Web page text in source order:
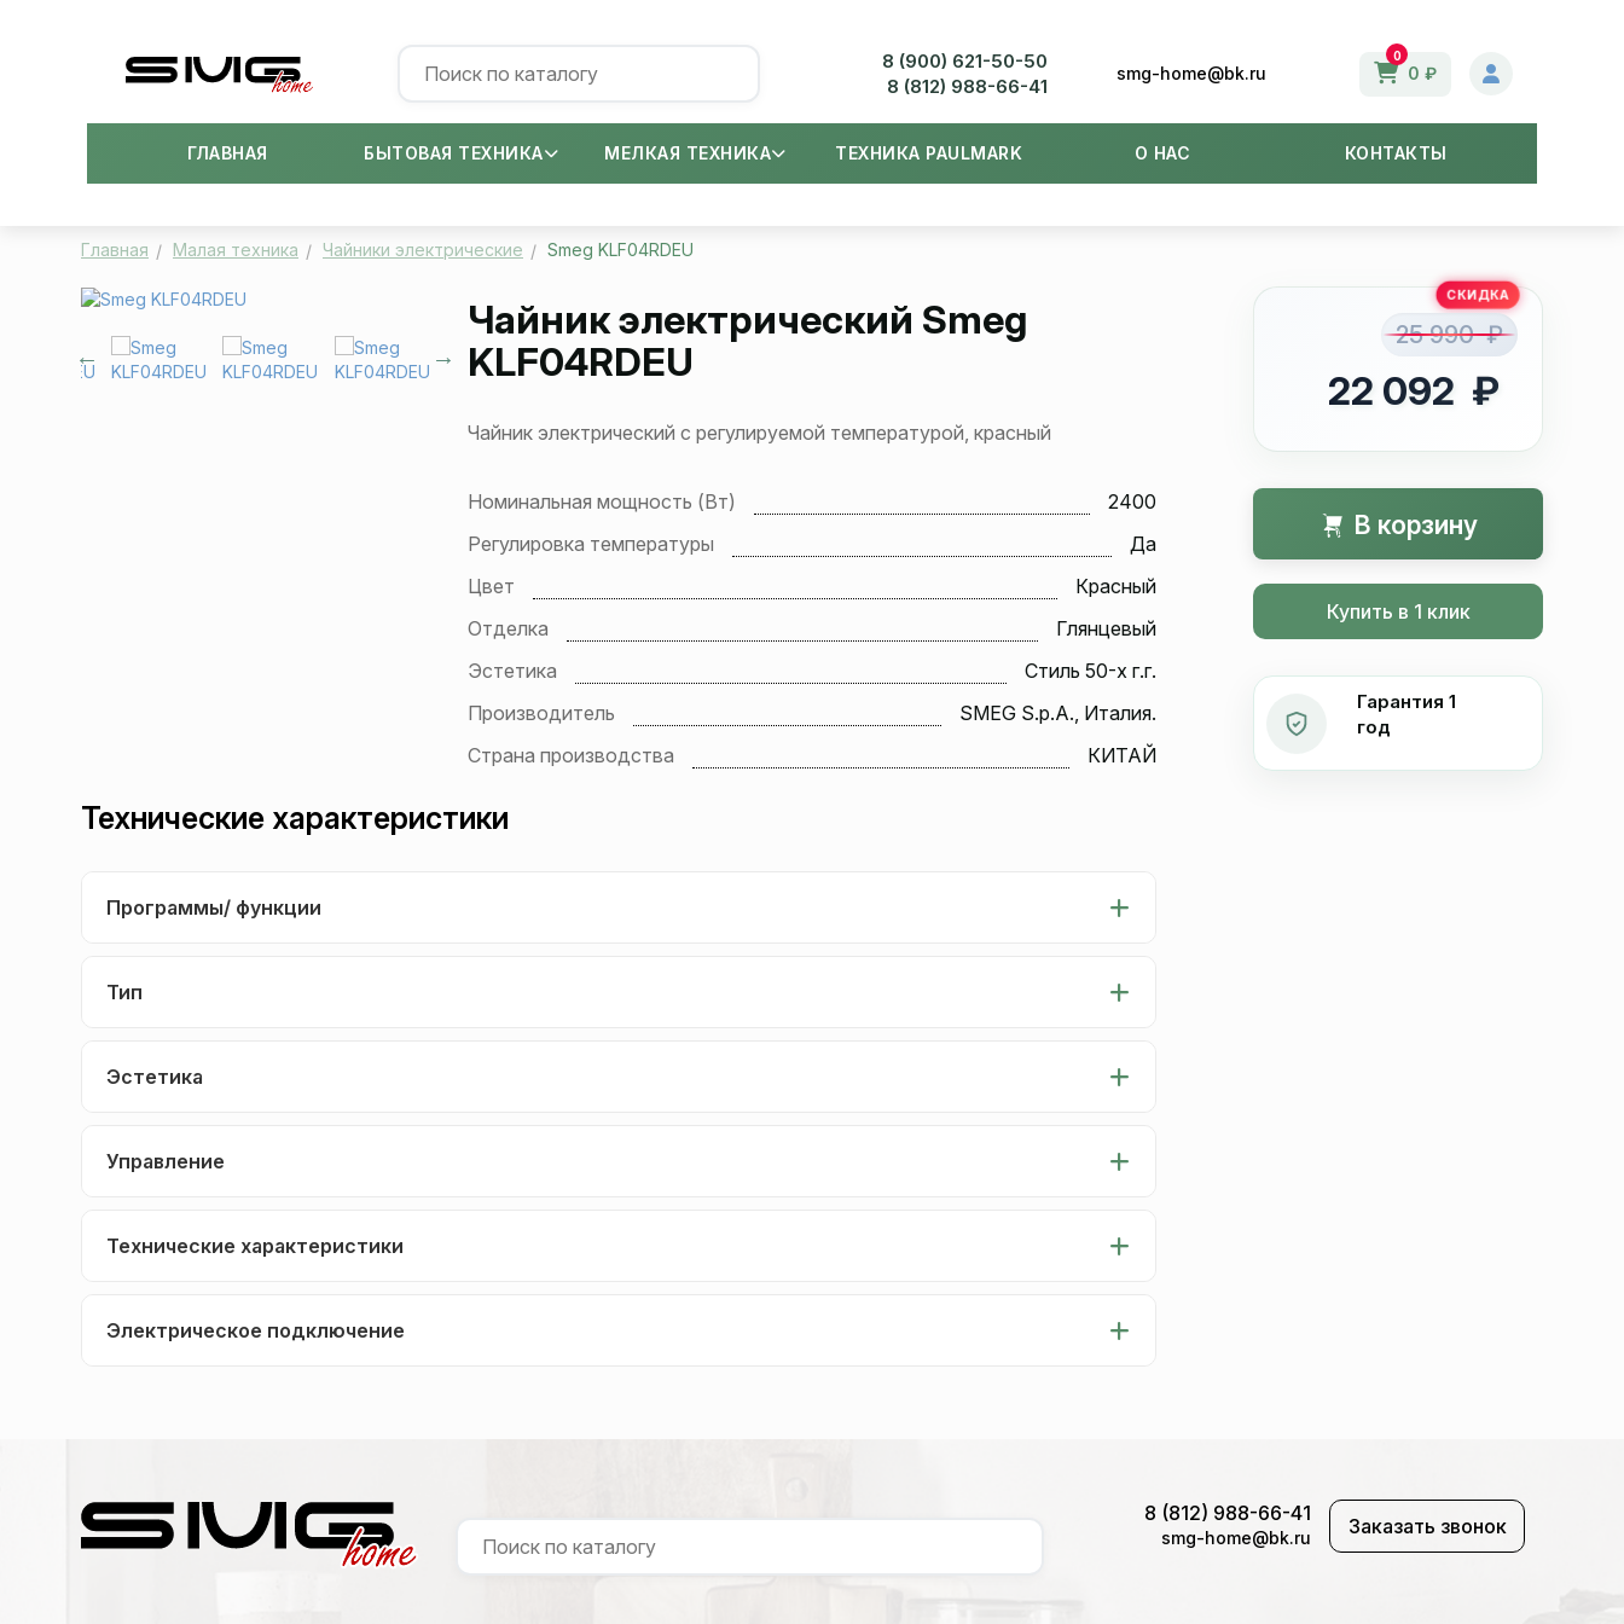
8 (900) 621-50-50
8 (812) 988-66-41
smg-home@bk.ru
0
0 ₽
ГЛАВНАЯ БЫТОВАЯ ТЕХНИКА МЕЛКАЯ ТЕХНИКА ТЕХНИКА PAULMARK О НАС КОНТАКТЫ
Главная Малая техника Чайники электрические Smeg KLF04RDEU
Чайник электрический Smeg
KLF04RDEU
Чайник электрический с регулируемой температурой, красный
Номинальная мощность (Вт)
2400
Регулировка температуры
Да
Цвет
Красный
Отделка
Глянцевый
Эстетика
Стиль 50-х г.г.
Производитель
SMEG S.p.A., Италия.
Страна производства
КИТАЙ
Технические характеристики
Программы/ функции
Тип
Эстетика
Управление
Технические характеристики
Электрическое подключение
25 990 ₽
22 092 ₽
В корзину
Купить в 1 клик
Гарантия 1
год
8 (812) 988-66-41
smg-home@bk.ru Заказать звонок